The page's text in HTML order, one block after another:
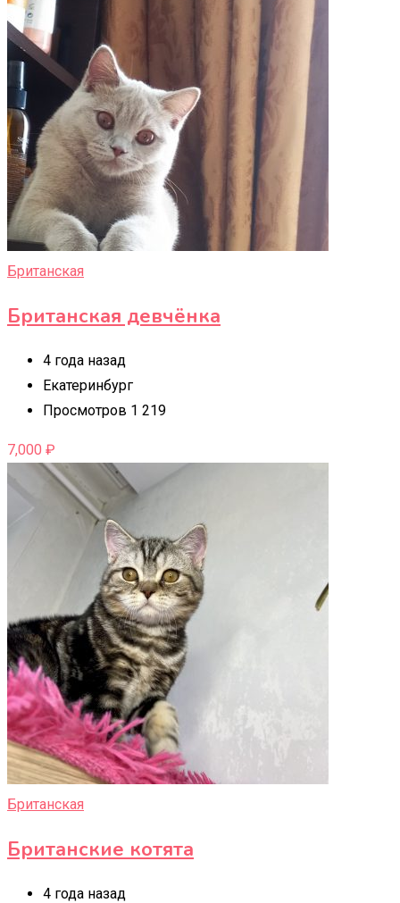
Британская
Британская девчëнка
4 года назад
Екатеринбург
Просмотров 1 219
7,000 ₽
Британская
Британские котята
4 года назад